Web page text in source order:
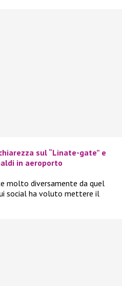
sul “Linate-gate” e
in aeroporto
molto diversamente da quel
social ha voluto mettere il